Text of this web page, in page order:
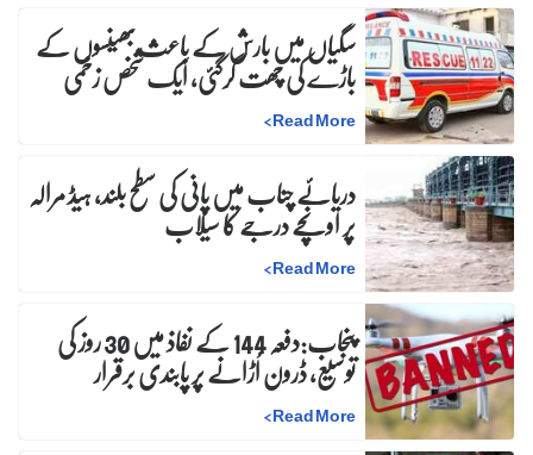
سگیاں میں بارش کے باعث بھینسوں کے
باڑے کی چھت گرگئی، ایک شخص زخمی
Read More
>
دریائے چناب میں پانی کی سطح بلند، ہیڈ مرالہ
پر اونچے درجے کا سیلاب
Read More
>
پنجاب:دفعہ 144 کے نفاذ میں 30 روز کیتوسیع، ڈرون اُڑانے پر پابندی برقرار
Read More
>